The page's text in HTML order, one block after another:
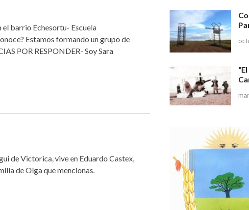
el barrio Echesortu- Escuela
Estamos formando un grupo de
POR RESPONDER- Soy Sara
de Victorica, vive en Eduardo Castex,
de Olga que mencionas.